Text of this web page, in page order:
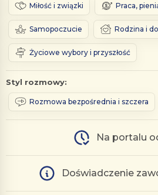
Miłość i związki Praca,
Samopoczucie Rodzina i
Życiowe wybory i przyszłość
Styl rozmowy:
Rozmowa bezpośrednia i szczera
Na portalu
Doświadczenie